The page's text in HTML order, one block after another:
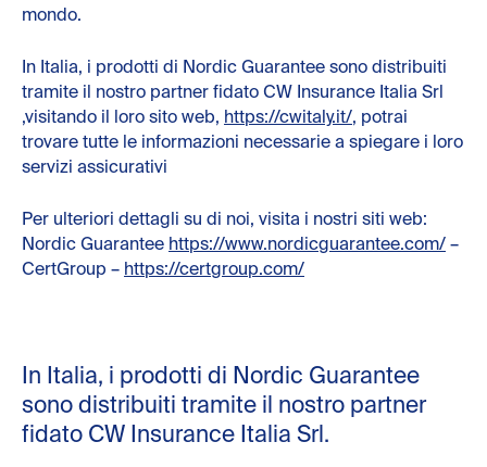
mondo.
In Italia, i prodotti di Nordic Guarantee sono distribuiti
tramite il nostro partner fidato CW Insurance Italia Srl
,visitando il loro sito web, https://cwitaly.it/, potrai
trovare tutte le informazioni necessarie a spiegare i loro
servizi assicurativi
Per ulteriori dettagli su di noi, visita i nostri siti web:
Nordic Guarantee https://www.nordicguarantee.com/ –
CertGroup – https://certgroup.com/
In Italia, i prodotti di Nordic Guarantee
sono distribuiti tramite il nostro partner
fidato CW Insurance Italia Srl.